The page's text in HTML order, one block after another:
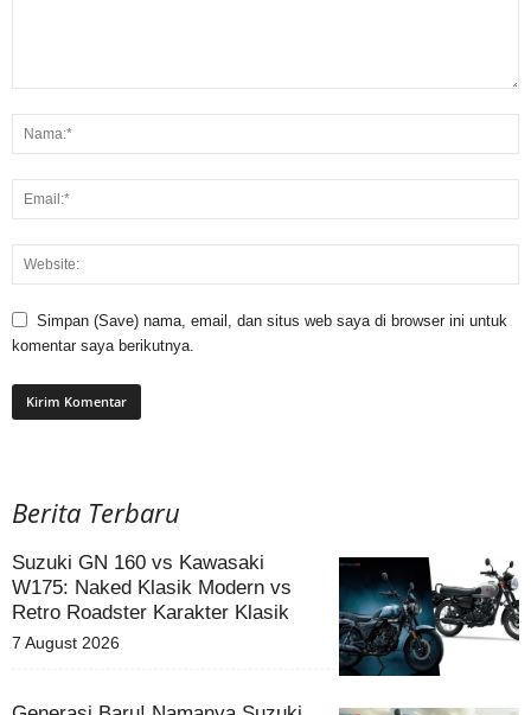
Simpan (Save) nama, email, dan situs web saya di browser ini untuk
komentar saya berikutnya.
Berita Terbaru
Suzuki GN 160 vs Kawasaki
W175: Naked Klasik Modern vs
Retro Roadster Karakter Klasik
7 August 2026